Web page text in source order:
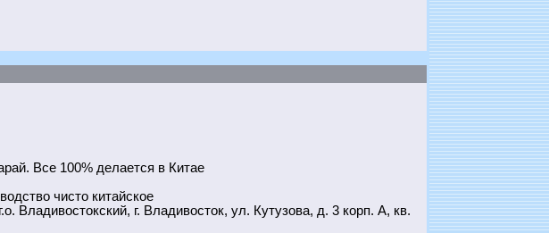
Все 100% делается в Китае
чисто китайское
Владивостокский, г. Владивосток, ул. Кутузова, д. 3 корп. А, кв.